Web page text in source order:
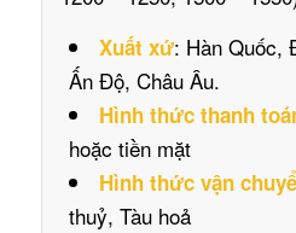
Xuất xứ: Hàn Quốc,
Ấn Độ, Châu Âu.
Hình thức thanh
hoặc tiền mặt
Hình thức vận
thuỷ, Tàu hoả